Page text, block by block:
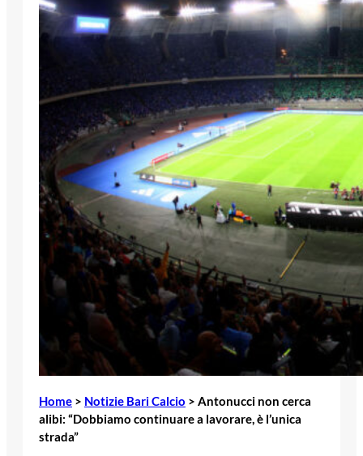
Home > Notizie Bari Calcio > Antonucci non cerca
alibi: “Dobbiamo continuare a lavorare, è l’unica
strada”